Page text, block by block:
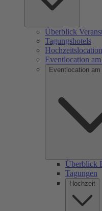
Überblick
Tagungshotels
Eventlocation
Eventlocation
Überblick
Tagungen
Hochzeit